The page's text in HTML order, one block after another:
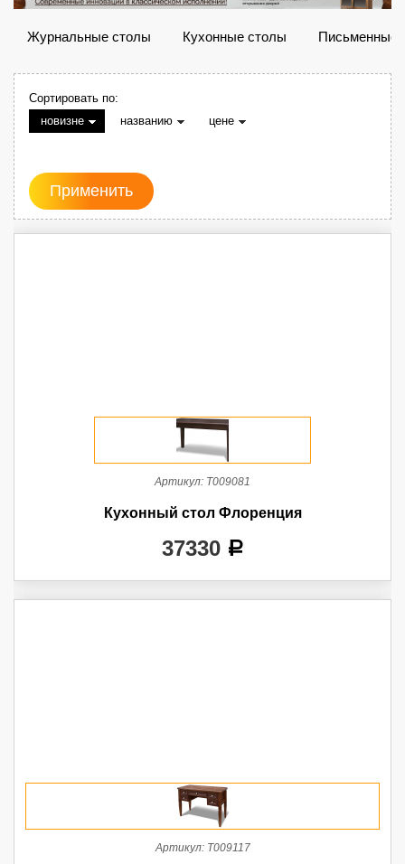
Журнальные столы Кухонные столы Письменные
Сортировать по:
новизне
названию цене
Артикул: Т009081
Кухонный стол Флоренция
37330 a
Артикул: Т009117